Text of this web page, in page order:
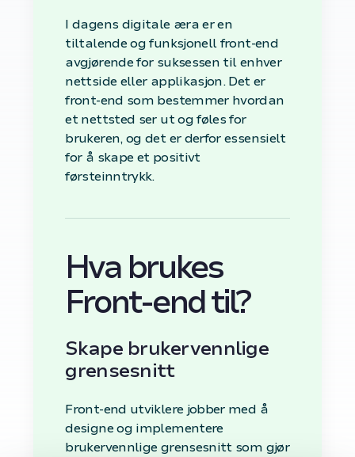
I dagens digitale æra er en
tiltalende og funksjonell front-end
avgjørende for suksessen til enhver
nettside eller applikasjon. Det er
front-end som bestemmer hvordan
et nettsted ser ut og føles for
brukeren, og det er derfor essensielt
for å skape et positivt
førsteinntrykk.
Hva brukes
Front-end til?
Skape brukervennlige
grensesnitt
Front-end utviklere jobber med å
designe og implementere
brukervennlige grensesnitt som gjør